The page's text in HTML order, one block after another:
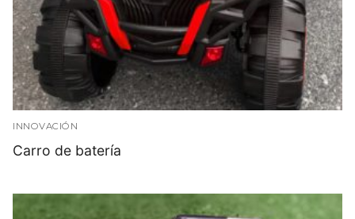
INNOVACIÓN
Carro de batería